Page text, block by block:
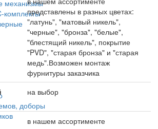
механизмы
комплекты
доборы
представлены в разных цветах:
"латунь", "матовый никель",
"черные", "бронза", "белые",
"блестящий никель", покрытие
"PVD", "старая бронза" и "старая
медь".Возможен монтаж
фурнитуры заказчика
на выбор
в нашем ассортименте